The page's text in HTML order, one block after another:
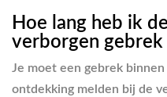
Hoe lang heb ik
verborgen gebrek
Je moet een gebrek
ontdekking melden bij de